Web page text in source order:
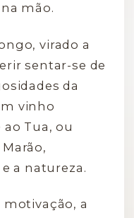
mão.
virado a
sentar-se de
da
vinho
Tua, ou
a natureza.
motivação, a